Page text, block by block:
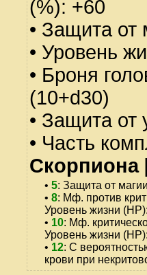
(%): +60
• Защита от
• Уровень
• Броня
(10+d30)
• Защита от
• Часть
Скорпиона
• 5: Защита от
• 8: Мф. против
Уровень жизни
• 10: Мф.
Уровень жизни
• 12: С
крови при